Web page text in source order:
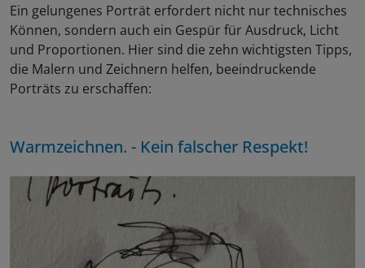
Ein gelungenes Porträt erfordert nicht nur technisches
Können, sondern auch ein Gespür für Ausdruck, Licht
und Proportionen. Hier sind die zehn wichtigsten Tipps,
die Malern und Zeichnern helfen, beeindruckende
Porträts zu erschaffen:
Warmzeichnen. - Kein falscher Respekt!